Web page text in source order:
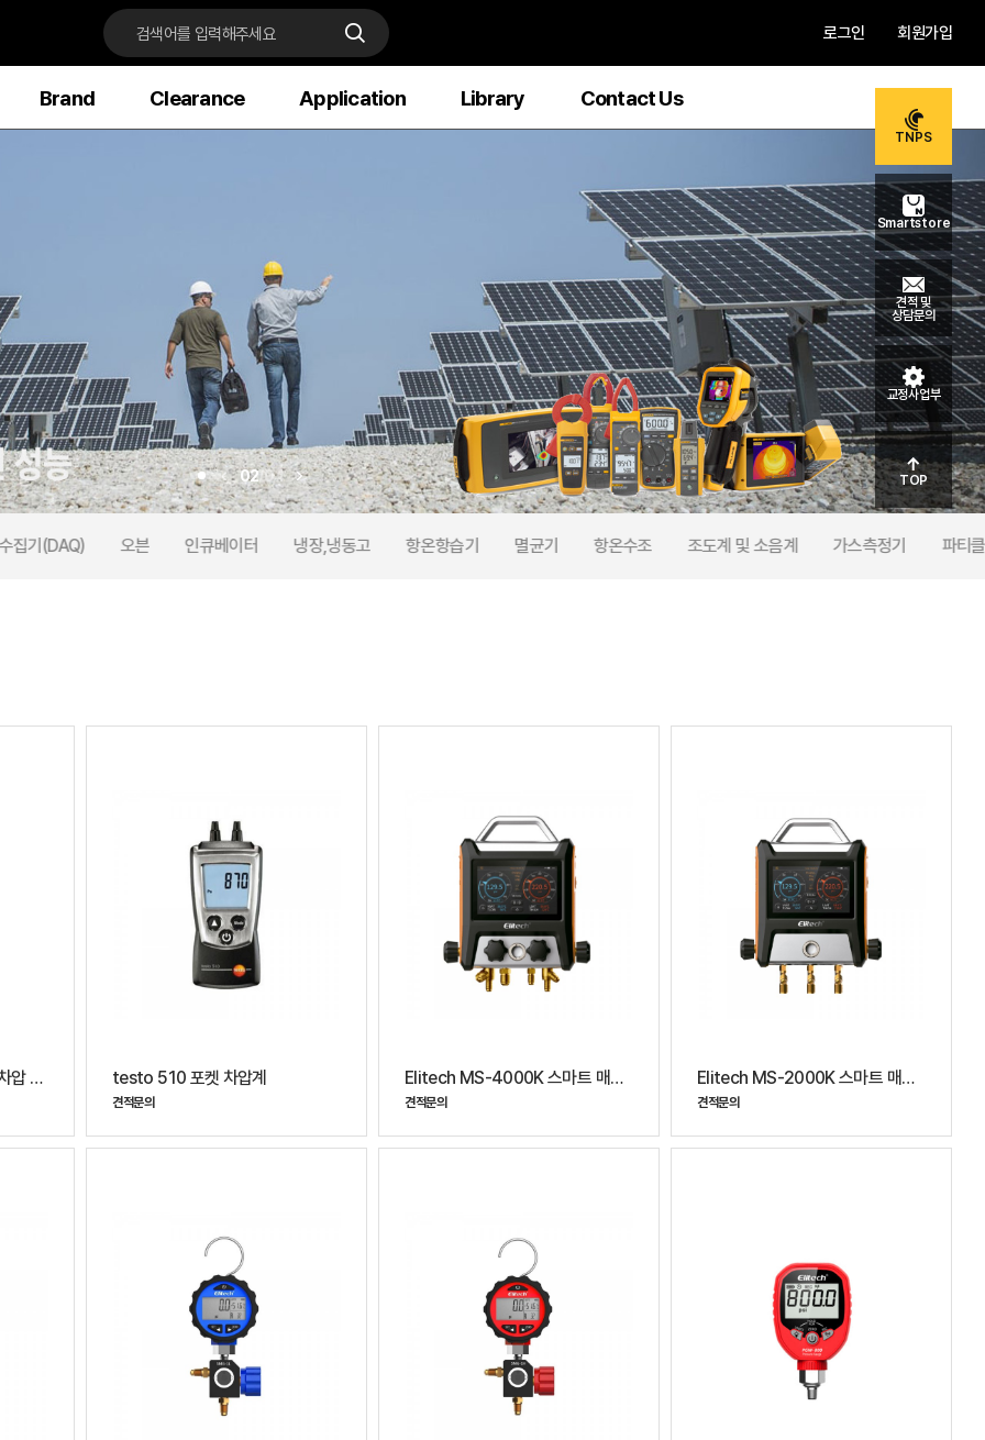
로그인 회원가입
Brand Clearance Application Library Contact Us
02/04
집기(DAQ) 오븐 인큐베이터 냉장,냉동고 항온항습기 멸균기 항온수조 조도계 및 소음계 가스측정기 파티
testo 510i 스마트 프로브 차압 측정기 testo 510 포켓 차압계
견적문의
Elitech MS-4000K 스마트 매니폴드 게이지
견적문의
Elitech MS-2000K 스마트 매니폴드 게이지
견적문의
TNPS
Smartstore
견적 및
상담문의
교정사업부
TOP